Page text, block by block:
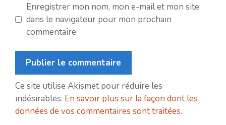
Enregistrer mon nom, mon e-mail et mon site
dans le navigateur pour mon prochain
commentaire.
Ce site utilise Akismet pour réduire les
indésirables. En savoir plus sur la façon dont les
données de vos commentaires sont traitées.